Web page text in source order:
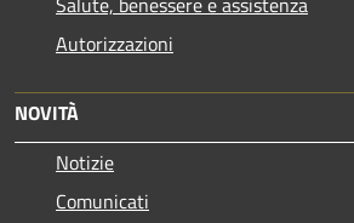
Autorizzazioni
NOVITÀ
Notizie
Comunicati